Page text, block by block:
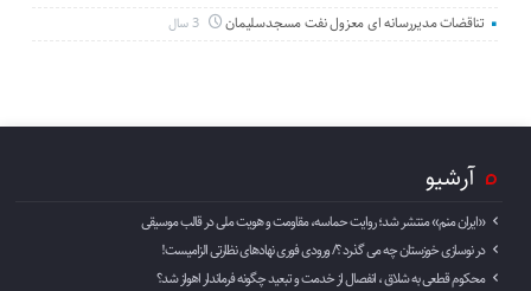
تناقضات مدیررسانه ای معزول نفت مسجدسلیمان 3 سال
آرشیو
«ایران منم» منتشر شد؛ روایت حماسه، مقاومت و هویت ملی در قالب موسیقی
در نوسازی خوزستان چه می گذرد ؟/ ورودی فوری نهادهای نظارتی الزامیست!
محکوم قطعی به شلاق ، انفصال از خدمت و تبعید چگونه فرماندار اهواز شد؟